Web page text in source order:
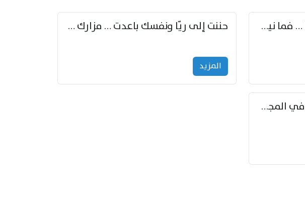
فصبرا في مجال الموت صبرا … فما نيل الخلود بمستطاع حننت إلى ريّا ونفسك باعدت … مزارك من ريّا وشعباكما معا
المزید
إنّ أباها وأبا أباها … قد بلغا في المجد غايتاها